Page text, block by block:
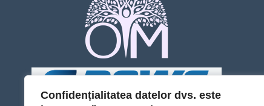
Confidențialitatea datelor dvs. este